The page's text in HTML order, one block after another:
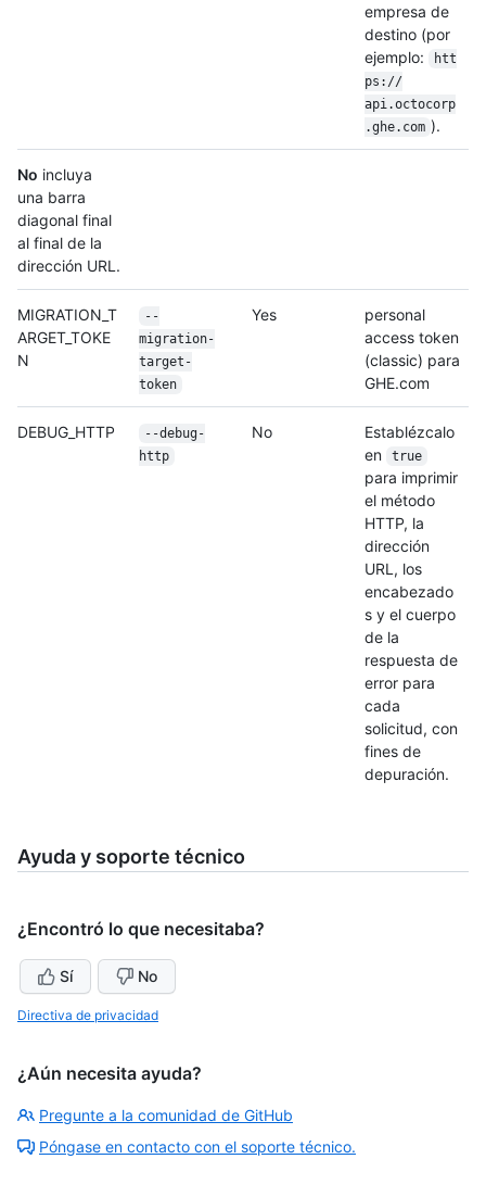
empresa de
destino (por
ejemplo:
htt
ps://
api.octocorp
.ghe.com ).
No incluya
una barra
diagonal final
al final de la
dirección URL.
MIGRATION_T
ARGET_TOKE
N
--
migration-
target-
token
Yes
personal
access token
(classic) para
GHE.com
DEBUG_HTTP
--debug-
http
No
Establézcalo
en
true
para imprimir
el método
HTTP, la
dirección
URL, los
encabezado
s y el cuerpo
de la
respuesta de
error para
cada
solicitud, con
fines de
depuración.
Ayuda y soporte técnico
¿Encontró lo que necesitaba?
Sí No
Directiva de privacidad
¿Aún necesita ayuda?
Pregunte a la comunidad de GitHub
Póngase en contacto con el soporte técnico.